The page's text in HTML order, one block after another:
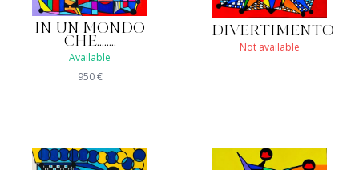
IN UN MONDO
CHE........
Available
950€
DIVERTIMENTO
Not available